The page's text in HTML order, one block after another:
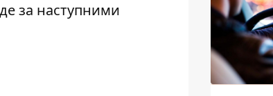
за наступними